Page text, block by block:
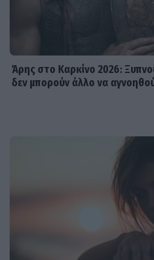
Άρης στο Καρκίνο 2026:
δεν μπορούν άλλο να